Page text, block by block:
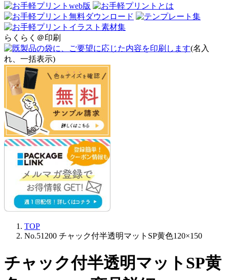
らくらく＠印刷
(名入
れ、一括表示)
TOP
No.51200 チャック付半透明マットSP黄色120×150
チャック付半透明マットSP黄